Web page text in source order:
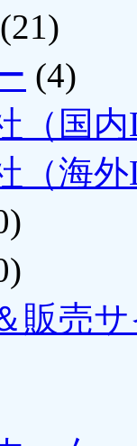
(21)
(4)
（国
（海
販売